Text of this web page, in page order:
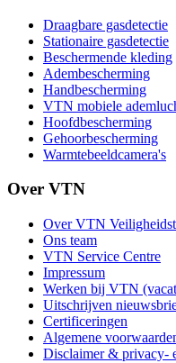
Draagbare gasdetectie
Stationaire gasdetectie
Beschermende kleding
Adembescherming
Handbescherming
VTN mobiele
Hoofdbescherming
Gehoorbescherming
Warmtebeeldcamera's
Over VTN
Over VTN
Ons team
VTN Service Centre
Impressum
Werken bij VTN
Uitschrijven
Certificeringen
Algemene
Disclaimer & privacy-